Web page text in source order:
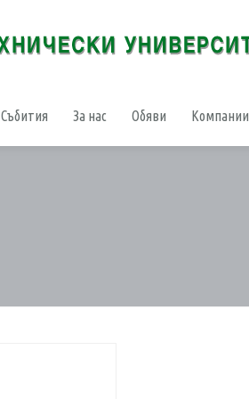
Събития За нас Обяви Компании